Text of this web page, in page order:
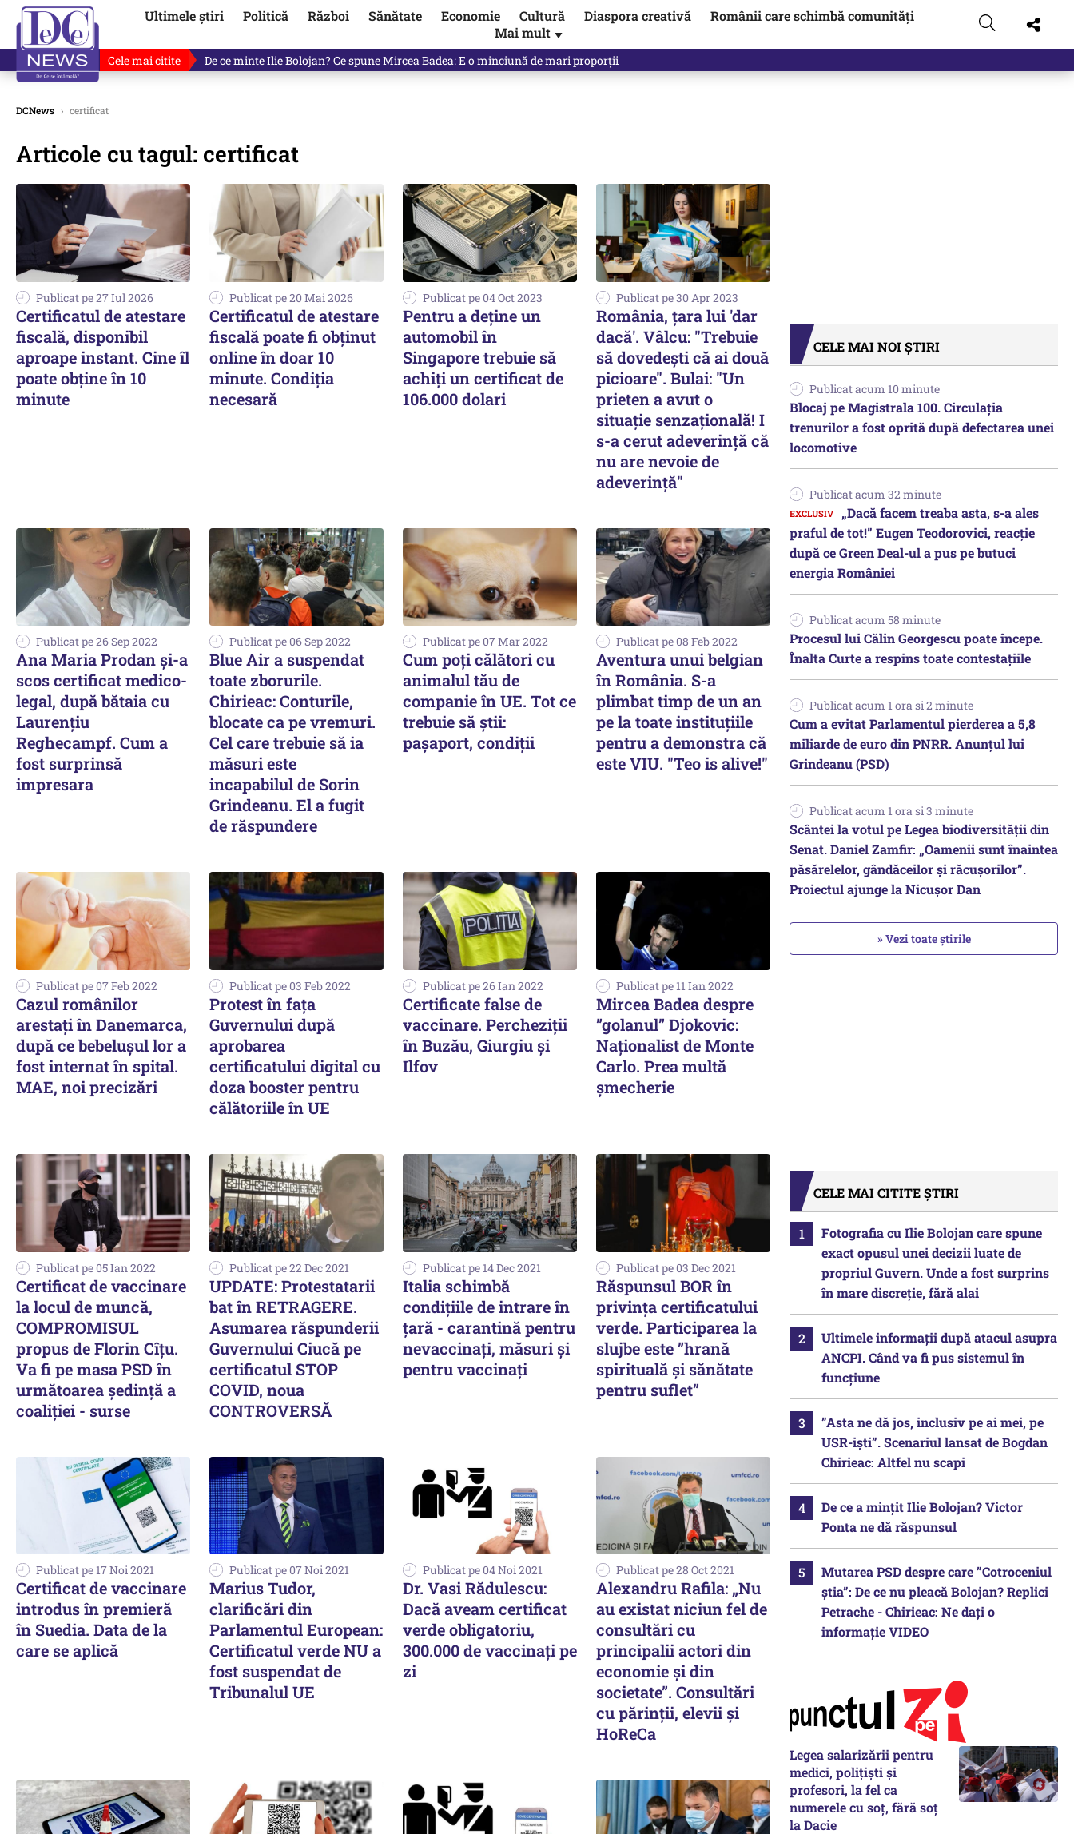
Ultimele știri Politică Război Sănătate Economie Cultură Diaspora creativă
Românii care schimbă comunități
Mai mult ▼
Cele mai citite De ce minte Ilie Bolojan? Ce spune Mircea Badea: E o minciună de mari proporții
DCNews › certificat
Articole cu tagul: certificat
Publicat pe 27 Iul 2026
Certificatul de atestare
fiscală, disponibil
aproape instant. Cine îl
poate obține în 10
minute
Publicat pe 20 Mai 2026
Certificatul de atestare
fiscală poate fi obținut
online în doar 10
minute. Condiția
necesară
Publicat pe 04 Oct 2023
Pentru a deţine un
automobil în
Singapore trebuie să
achiți un certificat de
106.000 dolari
Publicat pe 30 Apr 2023
România, țara lui 'dar
dacă'. Vâlcu: "Trebuie
să dovedești că ai două
picioare". Bulai: "Un
prieten a avut o
situaţie senzaţională! I
s-a cerut adeverinţă că
nu are nevoie de
adeverinţă"
Publicat pe 26 Sep 2022
Ana Maria Prodan și-a
scos certificat medico-
legal, după bătaia cu
Laurențiu
Reghecampf. Cum a
fost surprinsă
impresara
Publicat pe 06 Sep 2022
Blue Air a suspendat
toate zborurile.
Chirieac: Conturile,
blocate ca pe vremuri.
Cel care trebuie să ia
măsuri este
incapabilul de Sorin
Grindeanu. El a fugit
de răspundere
Publicat pe 07 Mar 2022
Cum poți călători cu
animalul tău de
companie în UE. Tot ce
trebuie să știi:
pașaport, condiții
Publicat pe 08 Feb 2022
Aventura unui belgian
în România. S-a
plimbat timp de un an
pe la toate instituțiile
pentru a demonstra că
este VIU. "Teo is alive!"
Publicat pe 07 Feb 2022
Cazul românilor
arestați în Danemarca,
după ce bebelușul lor a
fost internat în spital.
MAE, noi precizări
Publicat pe 03 Feb 2022
Protest în faţa
Guvernului după
aprobarea
certificatului digital cu
doza booster pentru
călătoriile în UE
Publicat pe 26 Ian 2022
Certificate false de
vaccinare. Percheziții
în Buzău, Giurgiu și
Ilfov
Publicat pe 11 Ian 2022
Mircea Badea despre
”golanul” Djokovic:
Naționalist de Monte
Carlo. Prea multă
șmecherie
Publicat pe 05 Ian 2022
Certificat de vaccinare
la locul de muncă,
COMPROMISUL
propus de Florin Cîțu.
Va fi pe masa PSD în
următoarea ședință a
coaliției - surse
Publicat pe 22 Dec 2021
UPDATE: Protestatarii
bat în RETRAGERE.
Asumarea răspunderii
Guvernului Ciucă pe
certificatul STOP
COVID, noua
CONTROVERSĂ
Publicat pe 14 Dec 2021
Italia schimbă
condiţiile de intrare în
ţară - carantină pentru
nevaccinaţi, măsuri şi
pentru vaccinaţi
Publicat pe 03 Dec 2021
Răspunsul BOR în
privința certificatului
verde. Participarea la
slujbe este ”hrană
spirituală şi sănătate
pentru suflet”
Publicat pe 17 Noi 2021
Certificat de vaccinare
introdus în premieră
în Suedia. Data de la
care se aplică
Publicat pe 07 Noi 2021
Marius Tudor,
clarificări din
Parlamentul European:
Certificatul verde NU a
fost suspendat de
Tribunalul UE
Publicat pe 04 Noi 2021
Dr. Vasi Rădulescu:
Dacă aveam certificat
verde obligatoriu,
300.000 de vaccinaţi pe
zi
Publicat pe 28 Oct 2021
Alexandru Rafila: „Nu
au existat niciun fel de
consultări cu
principalii actori din
economie și din
societate”. Consultări
cu părinții, elevii și
HoReCa
CELE MAI NOI ȘTIRI
Publicat acum 10 minute
Blocaj pe Magistrala 100. Circulația
trenurilor a fost oprită după defectarea unei
locomotive
Publicat acum 32 minute
„Dacă facem treaba asta, s-a ales
praful de tot!” Eugen Teodorovici, reacție
după ce Green Deal-ul a pus pe butuci
energia României
Publicat acum 58 minute
Procesul lui Călin Georgescu poate începe.
Înalta Curte a respins toate contestațiile
Publicat acum 1 ora si 2 minute
Cum a evitat Parlamentul pierderea a 5,8
miliarde de euro din PNRR. Anunțul lui
Grindeanu (PSD)
Publicat acum 1 ora si 3 minute
Scântei la votul pe Legea biodiversității din
Senat. Daniel Zamfir: „Oamenii sunt înaintea
păsărelelor, gândăceilor și răcușorilor”.
Proiectul ajunge la Nicușor Dan
» Vezi toate știrile
CELE MAI CITITE ȘTIRI
Fotografia cu Ilie Bolojan care spune
exact opusul unei decizii luate de
propriul Guvern. Unde a fost surprins
în mare discreție, fără alai
Ultimele informații după atacul asupra
ANCPI. Când va fi pus sistemul în
funcțiune
”Asta ne dă jos, inclusiv pe ai mei, pe
USR-iști”. Scenariul lansat de Bogdan
Chirieac: Altfel nu scapi
De ce a mințit Ilie Bolojan? Victor
Ponta ne dă răspunsul
Mutarea PSD despre care ”Cotroceniul
știa”: De ce nu pleacă Bolojan? Replici
Petrache - Chirieac: Ne dați o
informație VIDEO
Legea salarizării pentru
medici, polițiști și
profesori, la fel ca
numerele cu soț, fără soț
la Dacie